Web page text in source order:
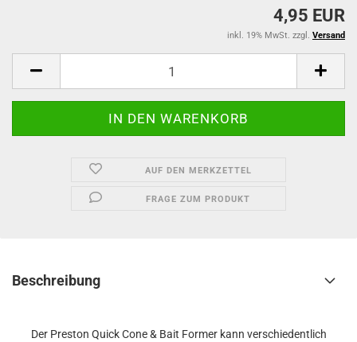
4,95 EUR
inkl. 19% MwSt. zzgl. Versand
AUF DEN MERKZETTEL
FRAGE ZUM PRODUKT
Beschreibung
Der Preston Quick Cone & Bait Former kann verschiedentlich